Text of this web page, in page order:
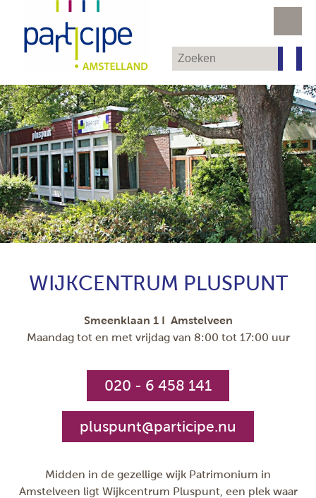
WIJKCENTRUM PLUSPUNT
Smeenklaan 1 I Amstelveen
Maandag tot en met vrijdag van 8:00 tot 17:00 uur
020 - 6 458 141
pluspunt@participe.nu
Midden in de gezellige wijk Patrimonium in
Amstelveen ligt Wijkcentrum Pluspunt, een plek waar